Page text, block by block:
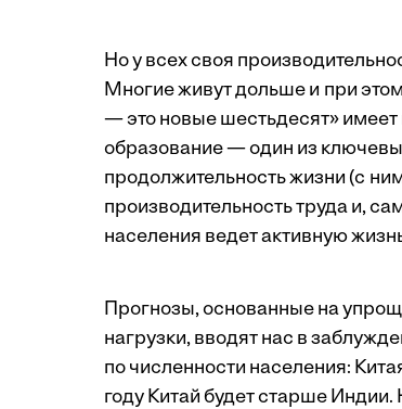
Но у всех своя
Многие живут дольше и при
— это новые шестьдесят» имеет
образование — один из
продолжительность жизни (с
производительность труда и,
населения ведет активную
Прогнозы, основанные на
нагрузки, вводят нас в
по численности населения:
году Китай будет старше